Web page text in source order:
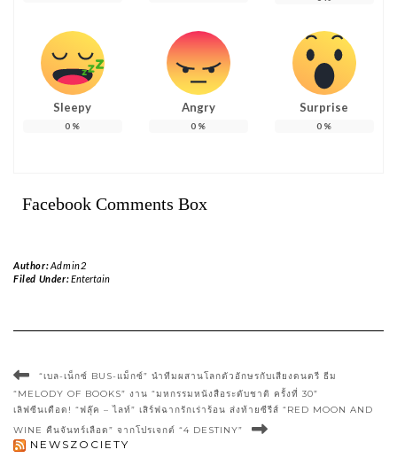
Sleepy
0 %
Angry
0 %
Surprise
0 %
Facebook Comments Box
Author:Admin2
Filed Under:Entertain
“เบล-เน็กซ์ BUS-แม็กซ์” นำทีมผสานโลกตัวอักษรกับเสียงดนตรี ธีม
“MELODY OF BOOKS” งาน “มหกรรมหนังสือระดับชาติ ครั้งที่ 30”
เลิฟซีนเดือด! “ฟลุ๊ค – ไลท์” เสิร์ฟฉากรักเร่าร้อน ส่งท้ายซีรีส์ “RED MOON AND
WINE คืนจันทร์เลือด” จากโปรเจกต์ “4 DESTINY”
NEWSZOCIETY